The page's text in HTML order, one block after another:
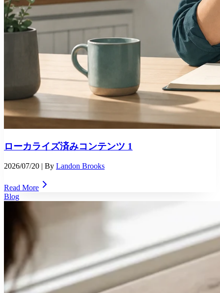
ローカライズ済みコンテンツ 1
2026/07/20 | By Landon Brooks
Read More
Blog